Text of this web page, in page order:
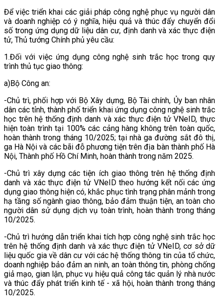
Để việc triển khai các giải pháp công nghệ phục vụ người dân
và doanh nghiệp có ý nghĩa, hiệu quả và thúc đẩy chuyển đổi
số trong ứng dụng dữ liệu dân cư, định danh và xác thực điện
tử, Thủ tướng Chính phủ yêu cầu:
1.Đối với việc ứng dụng công nghệ sinh trắc học trong quy
trình thủ tục giao thông:
a)Bộ Công an:
-Chủ trì, phối hợp với Bộ Xây dựng, Bộ Tài chính, Ủy ban nhân
dân các tỉnh, thành phố triển khai ứng dụng công nghệ sinh trắc
học trên hệ thống định danh và xác thực điện tử VNeID, thực
hiện toàn trình tại 100% các cảng hàng không trên toàn quốc,
hoàn thành trong tháng 10/2025; tại nhà ga đường sắt đô thị,
ga Hà Nội và các bãi đỗ phương tiện trên địa bàn thành phố Hà
Nội, Thành phố Hồ Chí Minh, hoàn thành trong năm 2025.
-Chủ trì xây dựng các tiện ích giao thông trên hệ thống định
danh và xác thực điện tử VNeID theo hướng kết nối các ứng
dụng giao thông hiện có, khắc phục tình trạng phân mảnh trong
hạ tầng số ngành giao thông, bảo đảm thuận tiện, an toàn cho
người dân sử dụng dịch vụ toàn trình, hoàn thành trong tháng
10/2025.
-Chủ trì hướng dẫn triển khai tích hợp công nghệ sinh trắc học
trên hệ thống định danh và xác thực điện tử VNeID, cơ sở dữ
liệu quốc gia về dân cư với các hệ thống thông tin của tổ chức,
doanh nghiệp bảo đảm an ninh, an toàn thông tin, phòng chống
giả mạo, gian lận, phục vụ hiệu quả công tác quản lý nhà nước
và thúc đẩy phát triển kinh tế - xã hội, hoàn thành trong tháng
10/2025.